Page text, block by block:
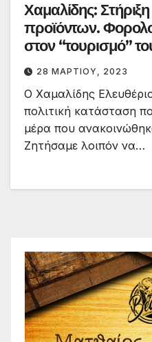
Χαμαλίδης:
προϊόντων.
στον “τουρισμό”
28 ΜΑΡΤΊΟΥ, 2023
Ο Χαμαλίδης
πολιτική κατάσταση
μέρα που
Ζητήσαμε λοιπόν να…